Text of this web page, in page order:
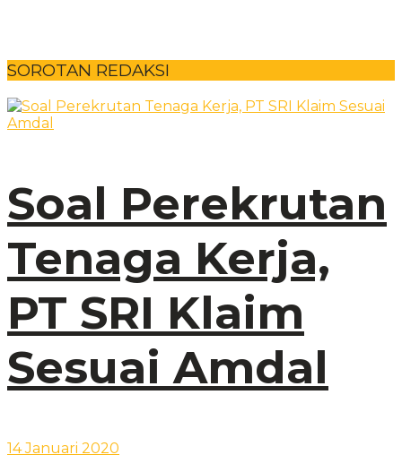
SOROTAN REDAKSI
Soal Perekrutan
Tenaga Kerja,
PT SRI Klaim
Sesuai Amdal
14 Januari 2020